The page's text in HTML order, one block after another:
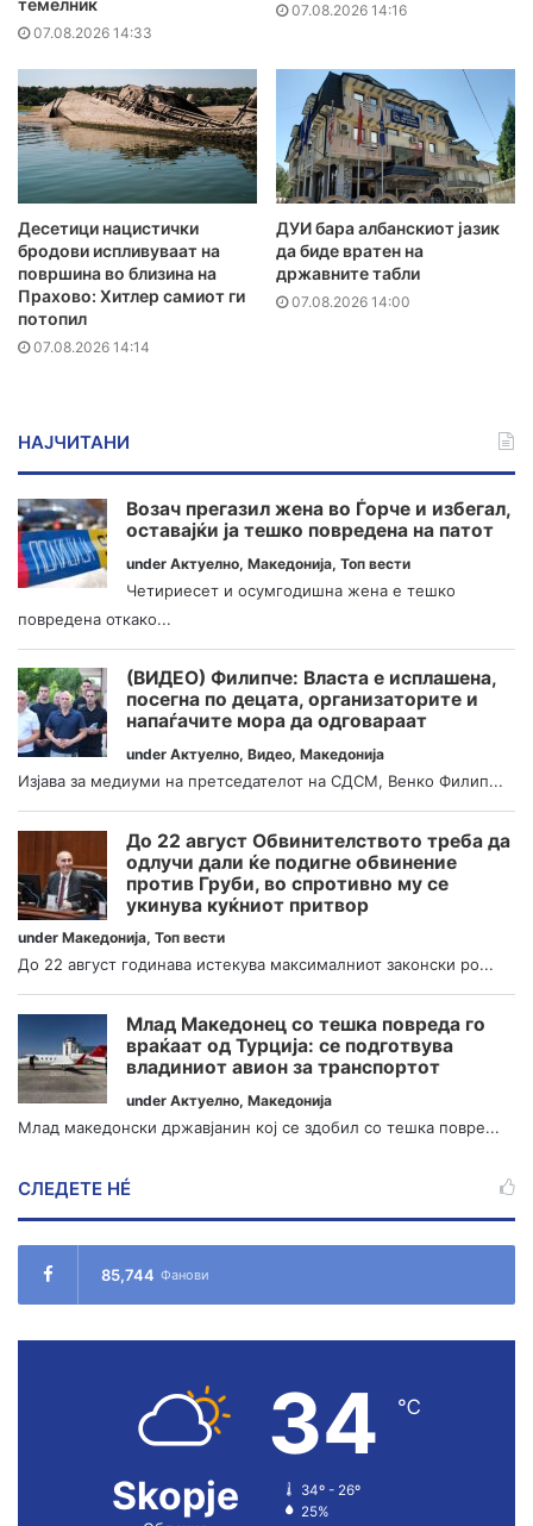
темелник
07.08.2026 14:33
07.08.2026 14:16
Десетици нацистички
бродови испливуваат на
површина во близина на
Прахово: Хитлер самиот ги
потопил
07.08.2026 14:14
ДУИ бара албанскиот јазик
да биде вратен на
државните табли
07.08.2026 14:00
НАЈЧИТАНИ
Возач прегазил жена во Ѓорче и избегал,
оставајќи ја тешко повредена на патот
under Актуелно, Македонија, Топ вести
Четириесет и осумгодишна жена е тешко
повредена откако...
(ВИДЕО) Филипче: Власта е исплашена,
посегна по децата, организаторите и
напаѓачите мора да одговараат
under Актуелно, Видео, Македонија
Изјава за медиуми на претседателот на СДСМ, Венко Филип...
До 22 август Обвинителството треба да
одлучи дали ќе подигне обвинение
против Груби, во спротивно му се
укинува куќниот притвор
under Македонија, Топ вести
До 22 август годинава истекува максималниот законски ро...
Млад Македонец со тешка повреда го
враќаат од Турција: се подготвува
владиниот авион за транспортот
under Актуелно, Македонија
Млад македонски државјанин кој се здобил со тешка повре...
СЛЕДЕТЕ НÉ
85,744 Фанови
Skopje
34 ℃
34º - 26º
25%